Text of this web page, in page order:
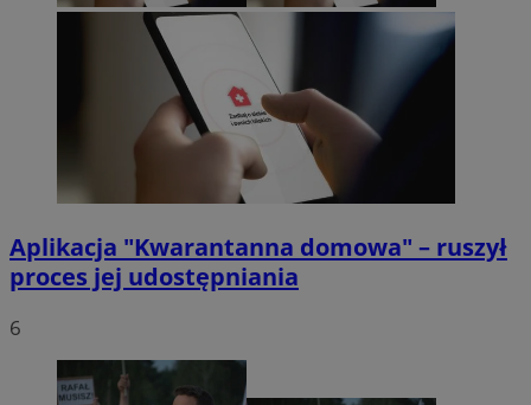
Aplikacja "Kwarantanna domowa" – ruszył
proces jej udostępniania
6